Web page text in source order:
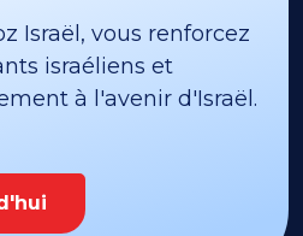
Israël, vous renforcez
israéliens et
à l'avenir d'Israël.